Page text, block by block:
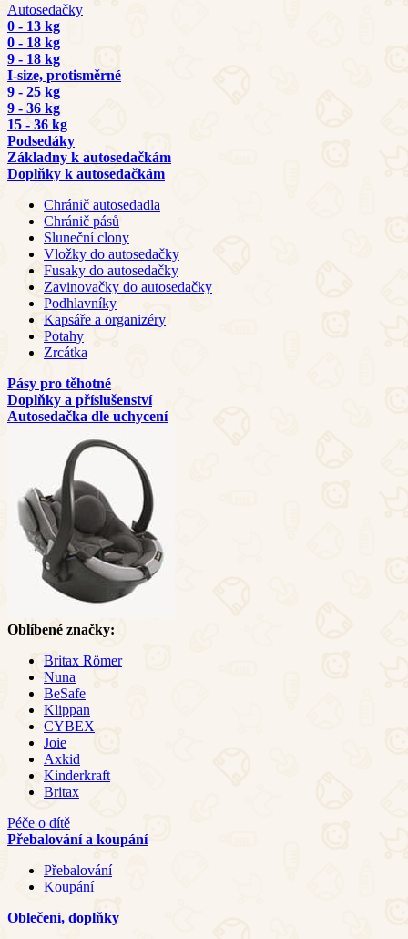
Autosedačky
0 - 13 kg
0 - 18 kg
9 - 18 kg
I-size, protisměrné
9 - 25 kg
9 - 36 kg
15 - 36 kg
Podsedáky
Základny k autosedačkám
Doplňky k autosedačkám
Chránič autosedadla
Chránič pásů
Sluneční clony
Vložky do autosedačky
Fusaky do autosedačky
Zavinovačky do autosedačky
Podhlavníky
Kapsáře a organizéry
Potahy
Zrcátka
Pásy pro těhotné
Doplňky a příslušenství
Autosedačka dle uchycení
Oblíbené značky:
Britax Römer
Nuna
BeSafe
Klippan
CYBEX
Joie
Axkid
Kinderkraft
Britax
Péče o dítě
Přebalování a koupání
Přebalování
Koupání
Oblečení, doplňky